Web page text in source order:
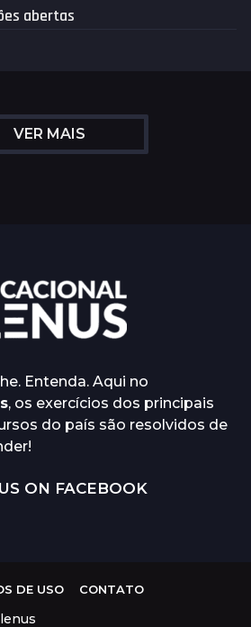
abertas
VER MAIS
Entenda. Aqui no
, os exercícios dos principais
do país são resolvidos de
ON FACEBOOK
DE USO CONTATO